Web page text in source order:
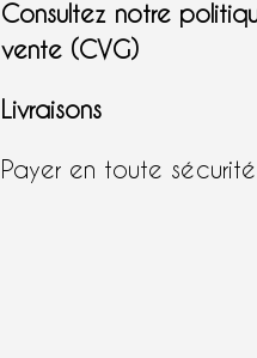
Consultez notre
vente (CVG)
Livraisons
Payer en toute